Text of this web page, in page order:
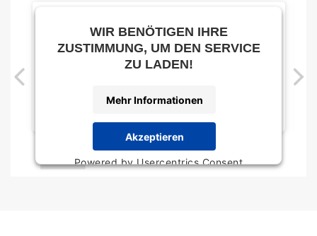
WIR BENÖTIGEN IHRE
ZUSTIMMUNG, UM DEN SERVICE
ZU LADEN!
Mehr Informationen
Akzeptieren
Powered byUsercentrics Consent